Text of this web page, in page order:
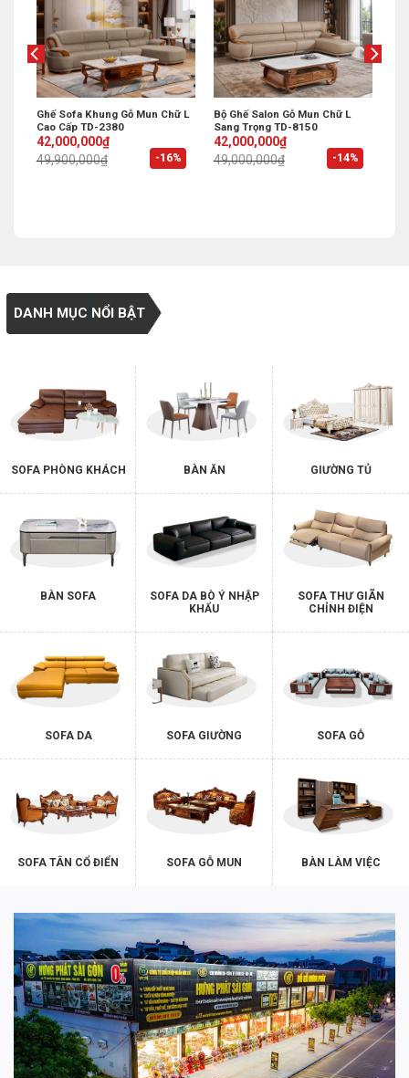
-16%
Ghế Sofa Khung Gỗ Mun Chữ L
Cao Cấp TD-2380
49,900,000₫
Original
price
was:
42,000,000₫
Current
price
is:
-14%
Bộ Ghế Salon Gỗ Mun Chữ L
Sang Trọng TD-8150
49,000,000₫
Original
price
was:
42,000,000₫
Current
price
is:
DANH MỤC NỔI BẬT
SOFA PHÒNG KHÁCH BÀN ĂN GIƯỜNG TỦ
BÀN SOFA
SOFA DA BÒ Ý NHẬP
KHẨU
SOFA THƯ GIÃN
CHỈNH ĐIỆN
SOFA DA SOFA GIƯỜNG SOFA GỖ
SOFA TÂN CỔ ĐIỂN SOFA GỖ MUN BÀN LÀM VIỆC